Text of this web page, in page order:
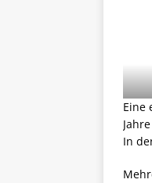
Eine
In